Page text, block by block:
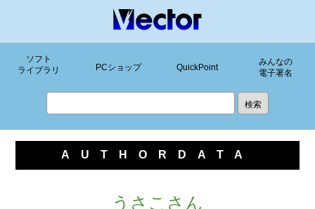
ソフト
ライブラリ
PCショップ QuickPoint
みんなの
電子署名
AUTHORDATA
うさこさん